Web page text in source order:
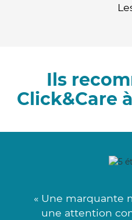
Ils
Click&Care
« Une marquante
une attention